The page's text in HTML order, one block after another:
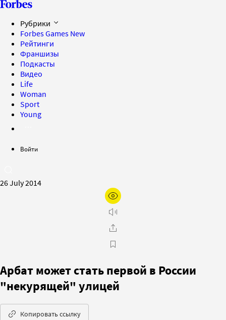
Рубрики
Forbes Games New
Рейтинги
Франшизы
Подкасты
Видео
Life
Woman
Sport
Young
Войти
26 July 2014
Арбат может стать первой в России
"некурящей" улицей
Копировать ссылку